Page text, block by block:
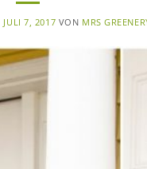
JULI 7, 2017 VON MRS